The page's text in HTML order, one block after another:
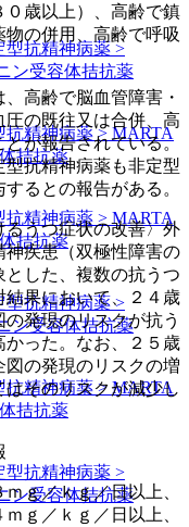
型抗精神病薬 >
ン受容体拮抗薬
抗精神病薬 > MARTA
拮抗薬
抗精神病薬 > MARTA
拮抗薬
型抗精神病薬 >
ン受容体拮抗薬
抗精神病薬 > MARTA
拮抗薬
型抗精神病薬 >
ン受容体拮抗薬
歳以上）、高齢で鎮
の併用、高齢で呼吸
高齢で脳血管障害・
の既往又は合併、高
が報告されている。
抗精神病薬も非定型
るとの報告がある。
うつ症状の改善〉外
疾患（双極性障害の
とした、複数の抗うつ
果において、２４歳
発現のリスクが抗う
った。なお、２５歳
の発現のリスクの増
そのリスクが減少し
ｇ／ｋｇ／日以上、
ｇ／ｋｇ／日以上、